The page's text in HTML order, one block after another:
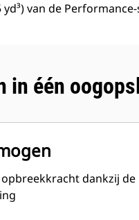
van de
in één
dankzij de